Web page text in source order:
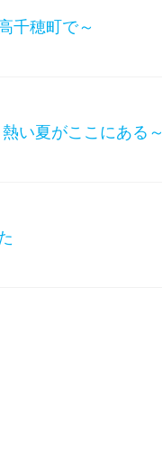
千穂町で～
い夏がここにある～